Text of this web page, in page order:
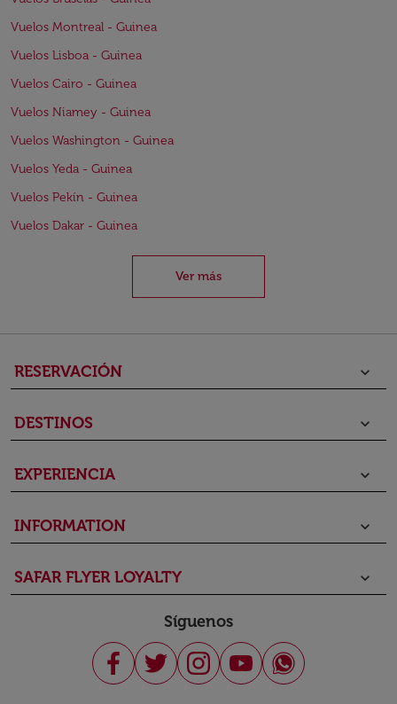
Vuelos Montreal - Guinea
Vuelos Lisboa - Guinea
Vuelos Cairo - Guinea
Vuelos Niamey - Guinea
Vuelos Washington - Guinea
Vuelos Yeda - Guinea
Vuelos Pekín - Guinea
Vuelos Dakar - Guinea
Ver más
RESERVACIÓN keyboard_arrow_down
DESTINOS keyboard_arrow_down
EXPERIENCIA keyboard_arrow_down
INFORMATION keyboard_arrow_down
SAFAR FLYER LOYALTY keyboard_arrow_down
Síguenos